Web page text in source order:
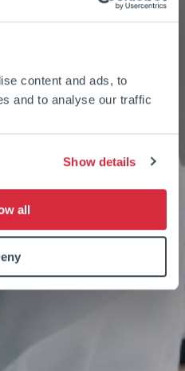
content and ads, to
and to analyse our traffic
Show details
all